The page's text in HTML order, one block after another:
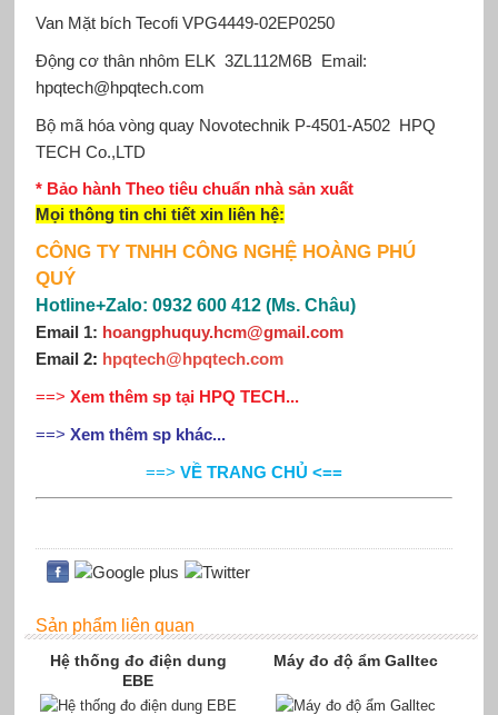
Van Mặt bích Tecofi VPG4449-02EP0250
Động cơ thân nhôm ELK 3ZL112M6B Email:
hpqtech@hpqtech.com
Bộ mã hóa vòng quay Novotechnik P-4501-A502 HPQ
TECH Co.,LTD
* Bảo hành Theo tiêu chuẩn nhà sản xuất
Mọi thông tin chi tiết xin liên hệ:
CÔNG TY TNHH CÔNG NGHỆ HOÀNG PHÚ
QUÝ
Hotline+Zalo: 0932 600 412 (Ms. Châu)
Email 1: hoangphuquy.hcm@gmail.com
Email 2: hpqtech@hpqtech.com
==> Xem thêm sp tại HPQ TECH...
==> Xem thêm sp khác...
==> VỀ TRANG CHỦ <==
Sản phẩm liên quan
Hệ thống đo điện dung
EBE
Máy đo độ ẩm Galltec